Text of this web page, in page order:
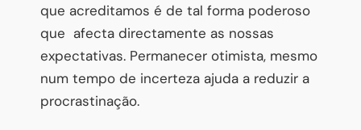
que acreditamos é de tal forma poderoso
que afecta directamente as nossas
expectativas. Permanecer otimista, mesmo
num tempo de incerteza ajuda a reduzir a
procrastinação.